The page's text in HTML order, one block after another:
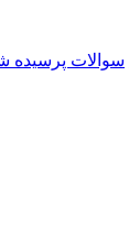
سوالات پرسیده